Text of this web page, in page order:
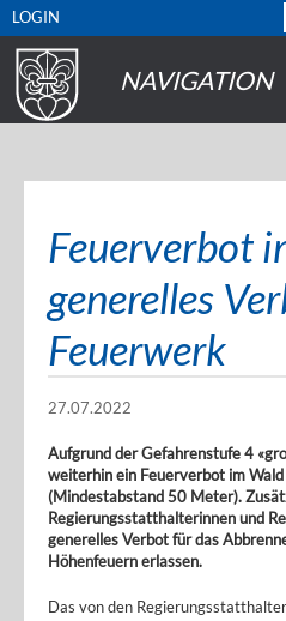
LOGIN
NAVIGATION
Feuerverbot
generelles
Feuerwerk
27.07.2022
Aufgrund der Gefahrenstufe 4
weiterhin ein Feuerverbot im
(Mindestabstand 50 Meter).
Regierungsstatthalterinnen und
generelles Verbot für das
Höhenfeuern erlassen.
Das von den